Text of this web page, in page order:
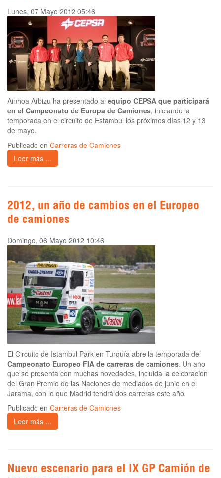
Lunes, 07 Mayo 2012 05:46
Ainhoa Arbizu ha presentado al equipo CEPSA que participará
en el Campeonato de Europa de Camiones, iniciando la
temporada en el circuito de Estambul los próximos días 12 y 13
de mayo.
Publicado en Carreras de Camiones
Leer más ...
2012, un año de cambios en el Europeo
de camiones
Domingo, 06 Mayo 2012 10:46
El Circuito de Istambul Park en Turquía abre la temporada del
Campeonato Europeo FIA de carreras de camiones. Un año
que se presenta con muchas novedades, incluida la celebración
del Gran Premio de las Naciones de mediados de junio en el
Jarama, con lo que Madrid tendrá dos carreras este año.
Publicado en Carreras de Camiones
Leer más ...
Nuevo escenario para el IX GP Camión de